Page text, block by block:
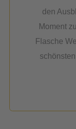
den
Moment
Flasche